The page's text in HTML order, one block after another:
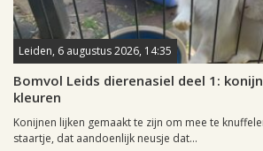
Leiden, 6 augustus 2026, 14:35
Bomvol Leids dierenasiel deel 1:
kleuren
Konijnen lijken gemaakt te zijn om mee te
staartje, dat aandoenlijk neusje dat...